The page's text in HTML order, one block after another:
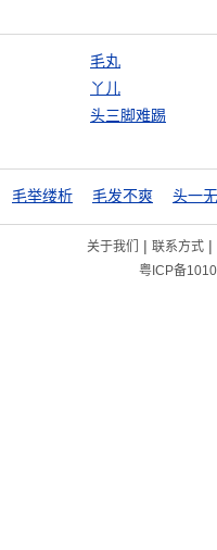
毛丸
丫儿
头三脚难踢
毛举缕析 毛发不爽 头一
关于我们 | 联系方式|
粤ICP备